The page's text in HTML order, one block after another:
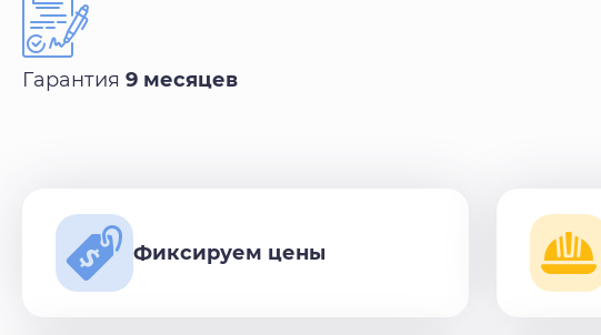
Гарантия 9 месяцев
Фиксируем цены